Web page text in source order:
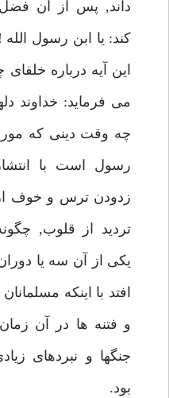
داند, پس از آن
كند: يا ابن رسول
اين آيه درباره
مى فرمايد: خداوند
چه وقت دينى كه
رسول است با
زدودن ترس و خوف
ترديد از قلوب,
يكى از آن سه يا
افتد با اينكه
و فتنه ها در آن
جنگها و نبردهاى
بود.